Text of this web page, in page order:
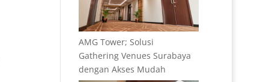
AMG Tower; Solusi
Gathering Venues Surabaya
dengan Akses Mudah